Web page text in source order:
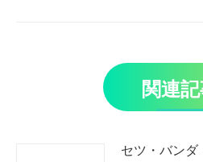
関連
セツ・バンダ